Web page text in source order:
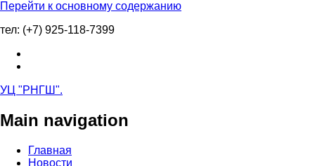
Перейти к основному содержанию
тел: (+7) 925-118-7399
УЦ "РНГШ".
Main navigation
Главная
Новости